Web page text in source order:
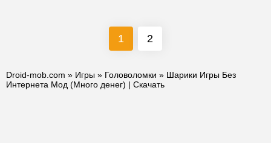
1 2
Droid-mob.com » Игры » Головоломки » Шарики Игры Без
Интернета Мод (Много денег) | Скачать